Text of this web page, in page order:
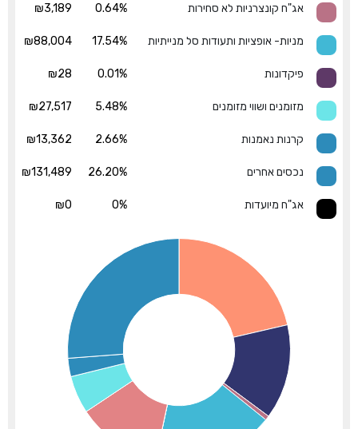
אג"ח קונצרניות לא סחירות 0.64%
₪3,189
מניות- אופציות ותעודות סל מנייתיות 17.54%
₪88,004
פיקדונות 0.01%
₪28
מזומנים ושווי מזומנים 5.48%
₪27,517
קרנות נאמנות 2.66%
₪13,362
נכסים אחרים 26.20%
₪131,489
אג"ח מיועדות 0%
₪0